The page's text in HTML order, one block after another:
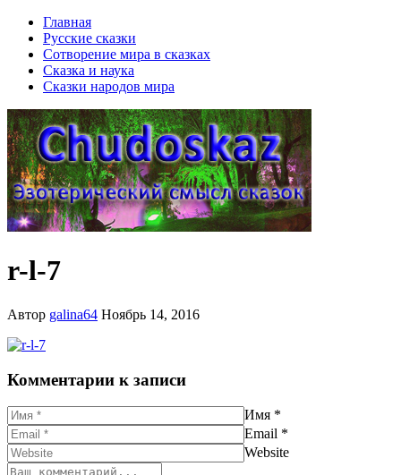
Главная
Русские сказки
Сотворение мира в сказках
Сказка и наука
Сказки народов мира
r-l-7
Автор galina64 Ноябрь 14, 2016
Комментарии к записи
Имя *
Email *
Website